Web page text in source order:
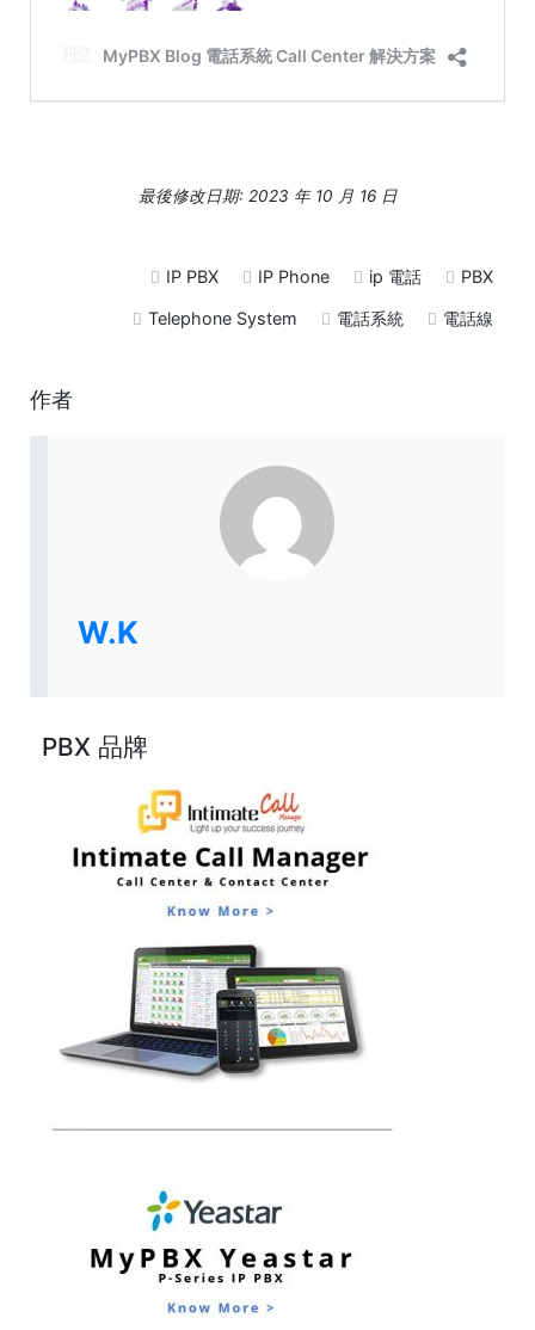
最後修改日期: 2023 年 10 月 16 日
IP PBX IP Phone ip 電話 PBX
Telephone System 電話系統 電話線
作者
W.K
PBX 品牌